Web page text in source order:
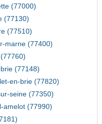
(77000)
(77130)
(77510)
marne (77400)
(77148)
en-brie (77820)
seine (77350)
amelot (77990)